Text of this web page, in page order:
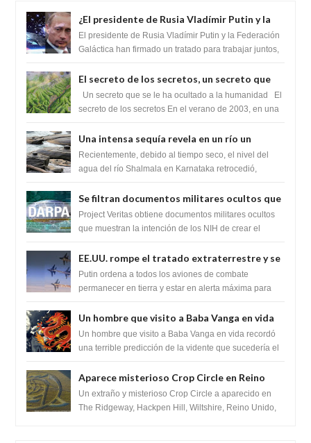
¿El presidente de Rusia Vladímir Putin y la
Federación Galactica han firmado un
tratado para acabar con los Sionistas?
El presidente de Rusia Vladímir Putin y la Federación
Galáctica han firmado un tratado para trabajar juntos,
El secreto de los secretos, un secreto que
cambiaría por completo el destino de la
humanidad
Un secreto que se le ha ocultado a la humanidad El
secreto de los secretos En el verano de 2003, en una
Una intensa sequía revela en un río un
impresionante hallazgo de miles de Shiva
Lingas
Recientemente, debido al tiempo seco, el nivel del
agua del río Shalmala en Karnataka retrocedió,
Se filtran documentos militares ocultos que
muestran la intención de los NIH de crear el
SARS-CoV-2, utilizando la investigación de
Project Veritas obtiene documentos militares ocultos
que muestran la intención de los NIH de crear el
EE.UU. rompe el tratado extraterrestre y se
prepara para destruir el misterioso satélite
"Caballero Negro"
Putin ordena a todos los aviones de combate
permanecer en tierra y estar en alerta máxima para
Un hombre que visito a Baba Vanga en vida
recordó la terrible predicción de la vidente
para febrero de 2022.
Un hombre que visito a Baba Vanga en vida recordó
una terrible predicción de la vidente que sucedería el
Aparece misterioso Crop Circle en Reino
Unido 23 de junio 2016
Un extraño y misterioso Crop Circle a aparecido en
The Ridgeway, Hackpen Hill, Wiltshire, Reino Unido,